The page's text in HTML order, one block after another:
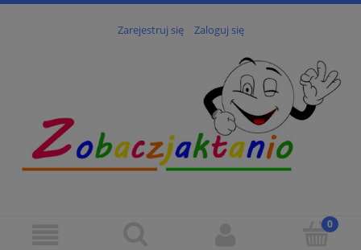
Zarejestruj się Zaloguj się